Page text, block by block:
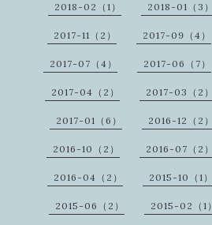
2018-02（1） 2018-01（3）
2017-11（2） 2017-09（4）
2017-07（4） 2017-06（7）
2017-04（2） 2017-03（2）
2017-01（6） 2016-12（2）
2016-10（2） 2016-07（2）
2016-04（2） 2015-10（1）
2015-06（2） 2015-02（1）